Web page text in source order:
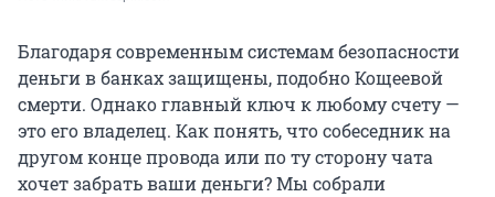
Благодаря современным системам безопасности
деньги в банках защищены, подобно Кощеевой
смерти. Однако главный ключ к любому счету —
это его владелец. Как понять, что собеседник на
другом конце провода или по ту сторону чата
хочет забрать ваши деньги? Мы собрали